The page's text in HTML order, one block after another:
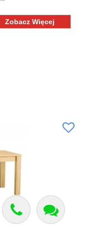
Zobacz Więcej